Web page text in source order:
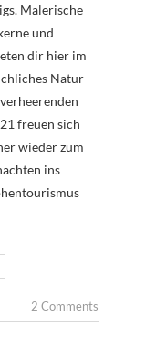
Malerische
und
dir hier im
Natur-
freuen sich
wieder zum
ins
2 Comments